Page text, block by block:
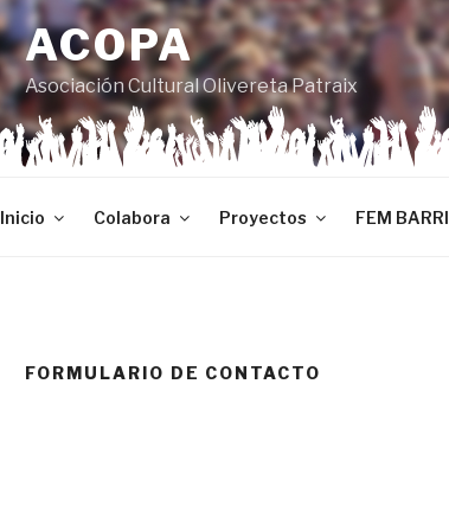
ACOPA
Asociación Cultural Olivereta Patraix
Inicio Colabora Proyectos FEM BARRI
FORMULARIO DE CONTACTO